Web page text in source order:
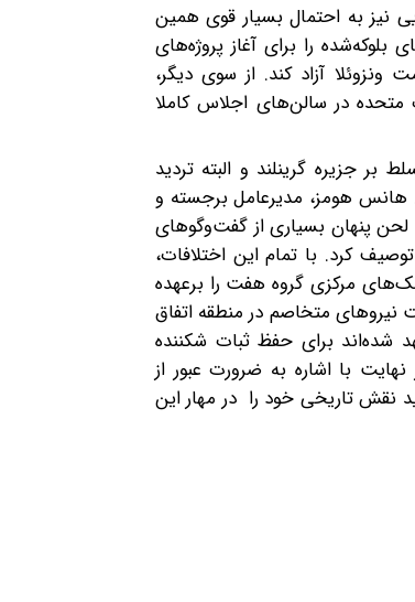
نیز به احتمال بسیار قوی همین
بلوکه‌شده را برای آغاز پروژه‌های
آزاد کند. از سوی دیگر،
متحده در سالن‌های اجلاس کاملا
بر جزیره گرینلند و البته تردید
هانس هومز، مدیرعامل برجسته و
لحن پنهان بسیاری از گفت‌وگوهای
کرد. با تمام این اختلافات،
مرکزی گروه هفت را برعهده
متخاصم در منطقه اتفاق
شده‌اند برای حفظ ثبات شکننده
با اشاره به ضرورت عبور از
نقش تاریخی خود را در مهار این